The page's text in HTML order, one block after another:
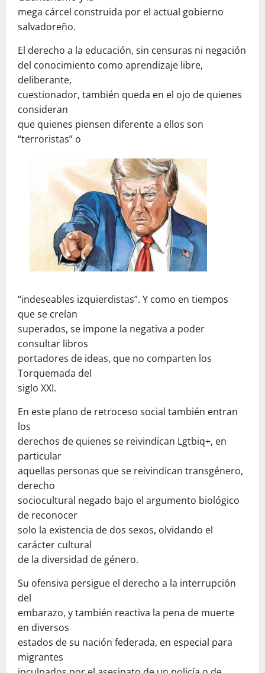
mega cárcel construida por el actual gobierno
salvadoreño.
El derecho a la educación, sin censuras ni negación
del conocimiento como aprendizaje libre,
deliberante,
cuestionador, también queda en el ojo de quienes
consideran
que quienes piensen diferente a ellos son
“terroristas” o
“indeseables izquierdistas”. Y como en tiempos
que se creían
superados, se impone la negativa a poder
consultar libros
portadores de ideas, que no comparten los
Torquemada del
siglo XXI.
En este plano de retroceso social también entran
los
derechos de quienes se reivindican Lgtbiq+, en
particular
aquellas personas que se reivindican transgénero,
derecho
sociocultural negado bajo el argumento biológico
de reconocer
solo la existencia de dos sexos, olvidando el
carácter cultural
de la diversidad de género.
Su ofensiva persigue el derecho a la interrupción
del
embarazo, y también reactiva la pena de muerte
en diversos
estados de su nación federada, en especial para
migrantes